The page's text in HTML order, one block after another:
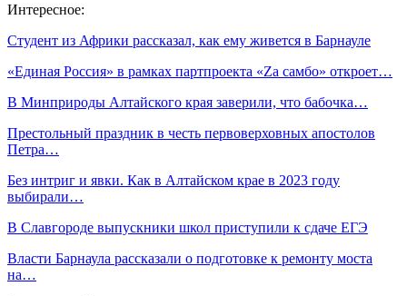
Интересное:
Студент из Африки рассказал, как ему живется в Барнауле
«Единая Россия» в рамках партпроекта «Zа самбо» откроет…
В Минприроды Алтайского края заверили, что бабочка…
Престольный праздник в честь первоверховных апостолов
Петра…
Без интриг и явки. Как в Алтайском крае в 2023 году
выбирали…
В Славгороде выпускники школ приступили к сдаче ЕГЭ
Власти Барнаула рассказали о подготовке к ремонту моста
на…